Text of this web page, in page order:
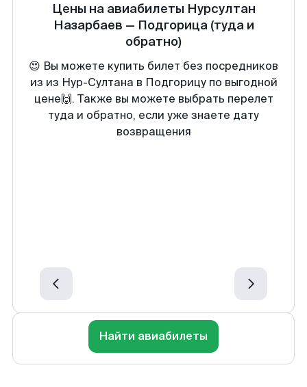
Цены на авиабилеты Нурсултан
Назарбаев — Подгорица (туда и
обратно)
😍 Вы можете купить билет без посредников
из из Нур-Султана в Подгорицу по выгодной
цене🙌. Также вы можете выбрать перелет
туда и обратно, если уже знаете дату
возвращения
Найти авиабилеты